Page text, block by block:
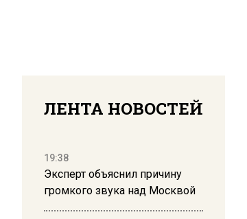
ЛЕНТА НОВОСТЕЙ
19:38
Эксперт объяснил причину
громкого звука над Москвой